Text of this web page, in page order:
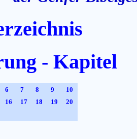
- Kapitel
6 7 8 9
10
16 17 18 19
20